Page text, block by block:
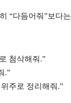
“다듬어줘”보다는
첨삭해줘.”
.”
주로 정리해줘.”